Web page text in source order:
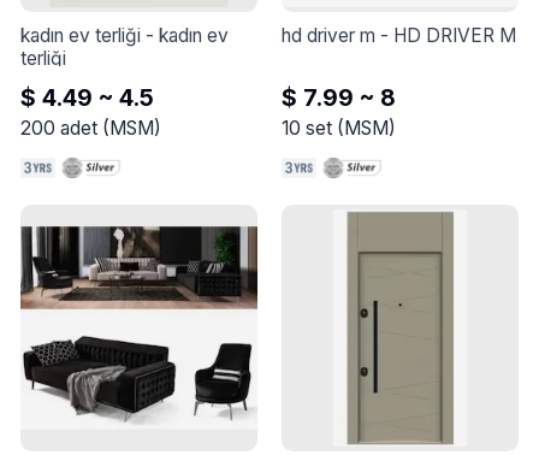
kadın ev terliği - kadın ev
terliği
$ 4.49 ~ 4.5
200 adet( MSM)
hd driver m - HD DRIVER M
$ 7.99 ~ 8
10 set ( MSM)